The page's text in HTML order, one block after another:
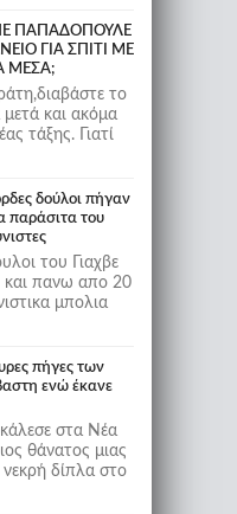
ΠΑΠΑΔΟΠΟΥΛΕ
ΓΙΑ ΣΠΙΤΙ ΜΕ
ΜΕΣΑ;
το
μετά και ακόμα
τάξης. Γιατί
δούλοι πήγαν
παράσιτα του
του Γιαχβε
πανω απο 20
μπολια
πήγες των
ενώ έκανε
στα Νέα
θάνατος μιας
δίπλα στο